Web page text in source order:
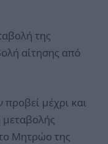
της
αίτησης από
μέχρι και
Μητρώο της